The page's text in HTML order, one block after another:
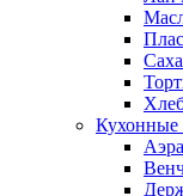
Кухонные